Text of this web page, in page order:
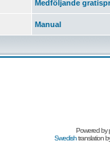
Medföljande
Manual
Powered by
Swedishtranslation